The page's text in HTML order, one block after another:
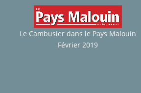
Le Cambusier dans le Pays Malouin
Février 2019